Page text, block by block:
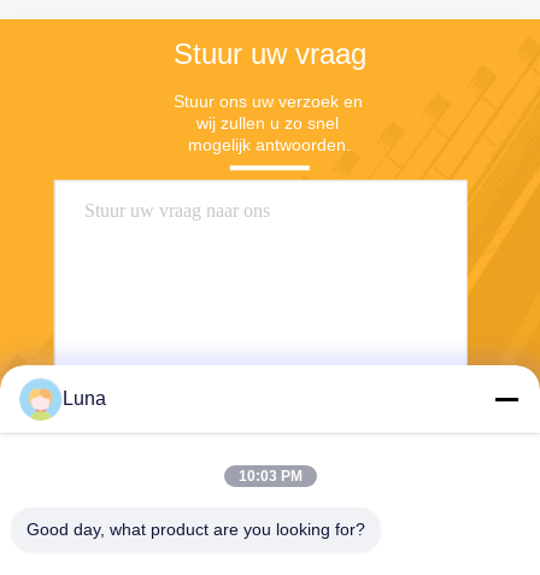
Stuur uw vraag
Stuur ons uw verzoek en
wij zullen u zo snel
mogelijk antwoorden.
Luna
10:03 PM
Good day, what product are you looking for?